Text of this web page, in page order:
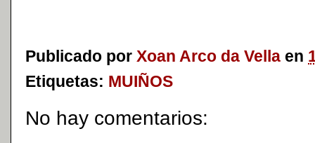
Publicado por Xoan Arco da Vella en
Etiquetas: MUIÑOS
No hay comentarios: